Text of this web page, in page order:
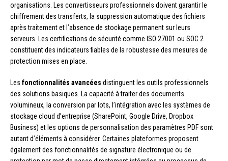
organisations. Les convertisseurs professionnels doivent garantir le
chiffrement des transferts, la suppression automatique des fichiers
après traitement et l’absence de stockage permanent sur leurs
serveurs. Les certifications de sécurité comme ISO 27001 ou SOC 2
constituent des indicateurs fiables de la robustesse des mesures de
protection mises en place.
Les fonctionnalités avancées distinguent les outils professionnels
des solutions basiques. La capacité à traiter des documents
volumineux, la conversion par lots, l’intégration avec les systèmes de
stockage cloud d’entreprise (SharePoint, Google Drive, Dropbox
Business) et les options de personnalisation des paramètres PDF sont
autant d’éléments à considérer. Certaines plateformes proposent
également des fonctionnalités de signature électronique ou de